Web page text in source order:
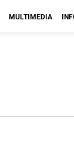
MULTIMEDIA